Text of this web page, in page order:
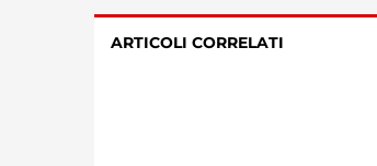
ARTICOLI CORRELATI